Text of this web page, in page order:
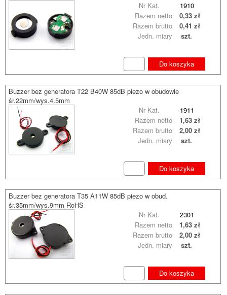
Nr Kat.
1910
Razem brutto 0,41 zł
Razem netto 0,33 zł
Jedn. miary szt.
Do koszyka
Buzzer bez generatora T22 B40W 85dB piezo w obudowie
śr.22mm/wys.4.5mm
Nr Kat.
1911
Razem brutto 2,00 zł
Razem netto 1,63 zł
Jedn. miary szt.
Do koszyka
Buzzer bez generatora T35 A11W 85dB piezo w obud.
śr.35mm/wys.9mm RoHS
Nr Kat.
2301
Razem brutto 2,00 zł
Razem netto 1,63 zł
Jedn. miary szt.
Do koszyka